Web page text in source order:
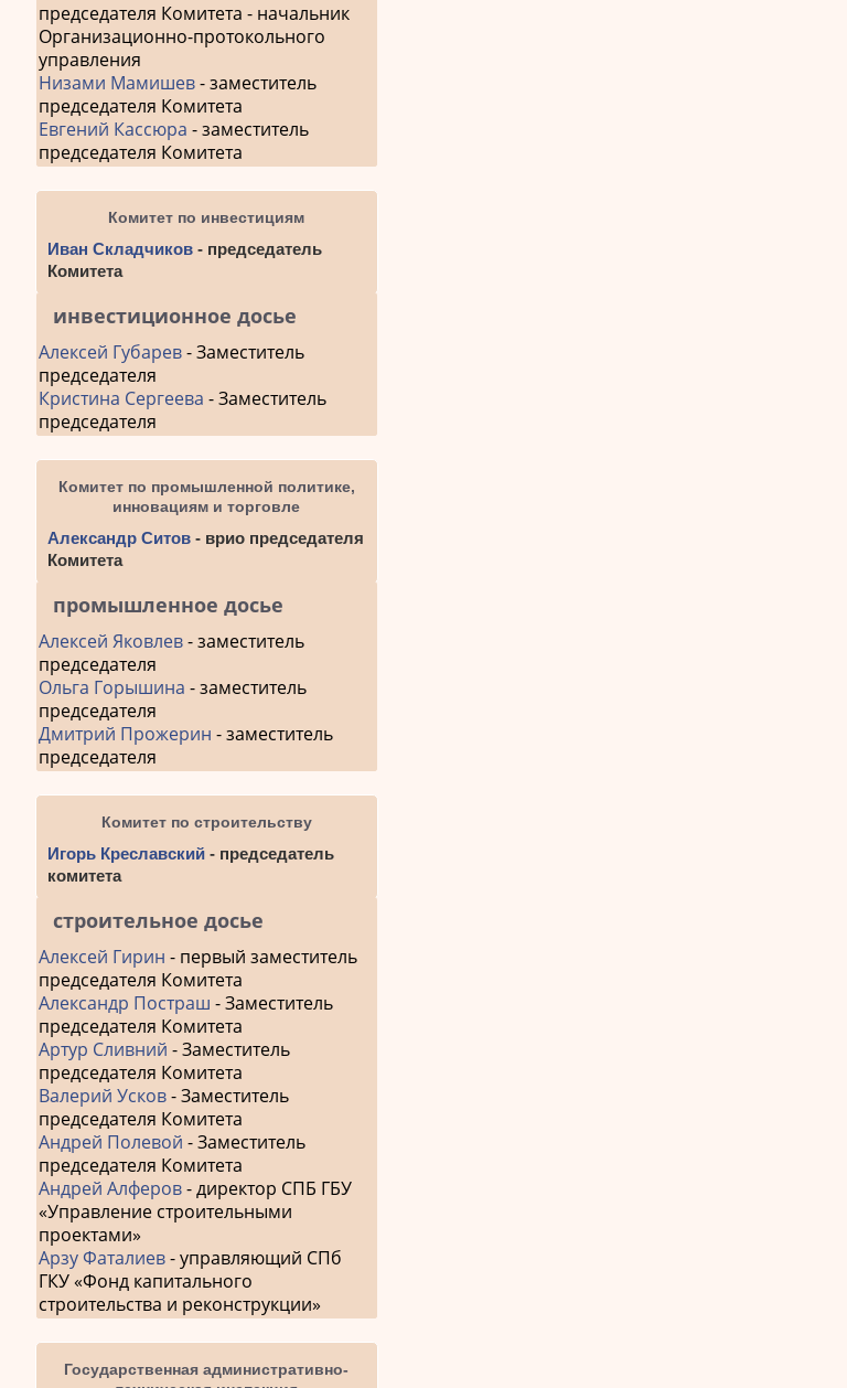
председателя Комитета - начальник
Организационно-протокольного
управления
Низами Мамишев- заместитель
председателя Комитета
Евгений Кассюра - заместитель
председателя Комитета
Комитет по инвестициям
Иван Складчиков - председатель
Комитета
инвестиционное досье
Алексей Губарев- Заместитель
председателя
Кристина Сергеева - Заместитель
председателя
Комитет по промышленной политике,
инновациям и торговле
Александр Ситов - врио председателя
Комитета
промышленное досье
Алексей Яковлев- заместитель
председателя
Ольга Горышина - заместитель
председателя
Дмитрий Прожерин - заместитель
председателя
Комитет по строительству
Игорь Креславский - председатель
комитета
строительное досье
Алексей Гирин - первый заместитель
председателя Комитета
Александр Постраш - Заместитель
председателя Комитета
Артур Сливний - Заместитель
председателя Комитета
Валерий Усков- Заместитель
председателя Комитета
Андрей Полевой - Заместитель
председателя Комитета
Андрей Алферов- директор СПБ ГБУ
«Управление строительными
проектами»
Арзу Фаталиев- управляющий СПб
ГКУ «Фонд капитального
строительства и реконструкции»
Государственная административно-